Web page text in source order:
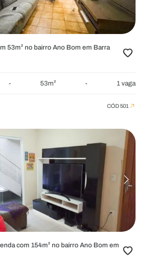
53m² no bairro Ano Bom em Barra
- 53m² - 1 vaga
CÓD 501
com 154m² no bairro Ano Bom em